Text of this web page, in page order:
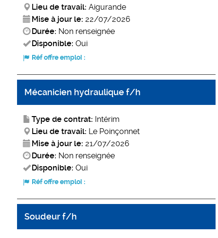
Lieu de travail: Aigurande
Mise à jour le: 22/07/2026
Durée: Non renseignée
Disponible: Oui
Réf offre emploi :
Mécanicien hydraulique f/h
Type de contrat: Intérim
Lieu de travail: Le Poinçonnet
Mise à jour le: 21/07/2026
Durée: Non renseignée
Disponible: Oui
Réf offre emploi :
Soudeur f/h